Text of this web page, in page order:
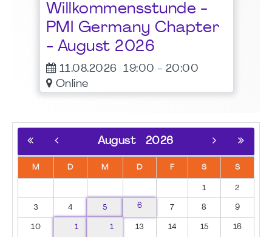
Willkommensstunde -
PMI Germany Chapter
- August 2026
11.08.2026 19:00 - 20:00
Online
August 2026
M D M D F S S
1 2
3 4 5 6 7 8 9
10
1
1
13 14 15 16